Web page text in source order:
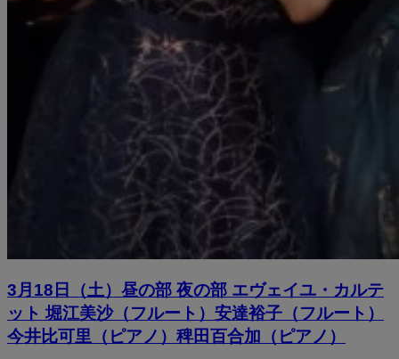
3月18日（土）昼の部 夜の部 エヴェイユ・カルテ
ット 堀江美沙（フルート）安達裕子（フルート）
今井比可里（ピアノ）稗田百合加（ピアノ）